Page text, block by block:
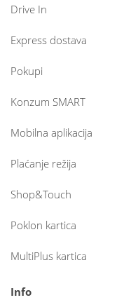
Drive In
Express dostava
Pokupi
Konzum SMART
Mobilna aplikacija
Plaćanje režija
Shop&Touch
Poklon kartica
MultiPlus kartica
Info